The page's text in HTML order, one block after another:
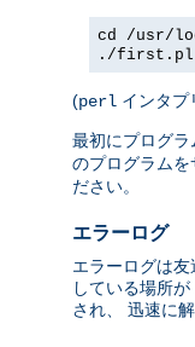
cd /usr/
./first.pl
(perl インタプ
最初にプログ
のプログラム
ださい。
エラーログ
エラーログは
している場所
され、 迅速に